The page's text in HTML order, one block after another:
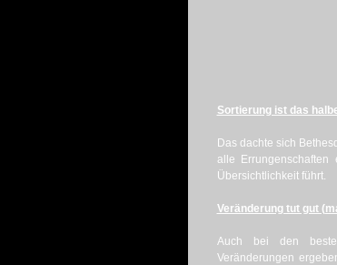
Sortierung ist das
Das dachte sich
alle
Übersichtlichkeit führt.
Veränderung tut gut
Auch bei den
Veränderungen